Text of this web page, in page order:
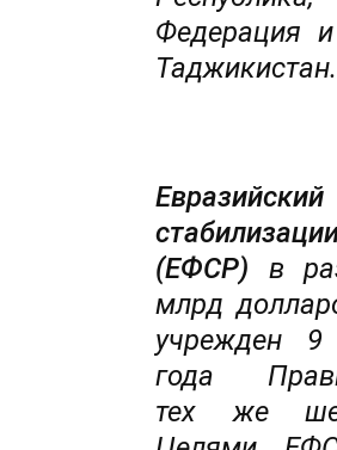
Федерация
Таджикистан.
(ЕФСР) в
млрд
учрежден
года
тех же